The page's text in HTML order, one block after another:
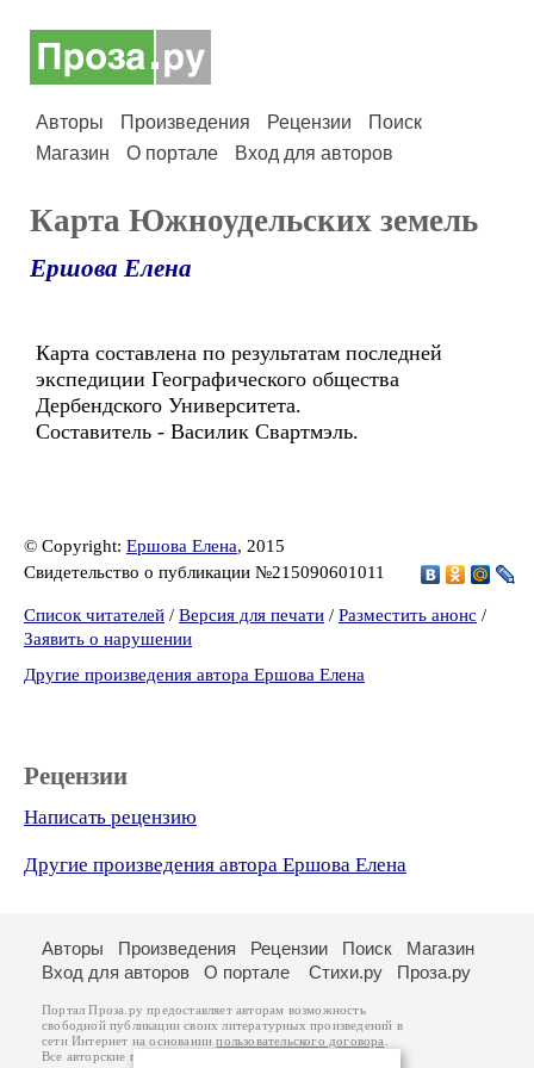
Авторы Произведения Рецензии
Поиск
Магазин
О портале Вход для авторов
Карта Южноудельских земель
Ершова Елена
Карта составлена по результатам последней
экспедиции Географического общества
Дербендского Университета.
Составитель - Василик Свартмэль.
© Copyright: Ершова Елена, 2015
Свидетельство о публикации №215090601011
Список читателей / Версия для печати / Разместить анонс /
Заявить о нарушении
Другие произведения автора Ершова Елена
Рецензии
Написать рецензию
Другие произведения автора Ершова Елена
Авторы Произведения Рецензии Поиск
Магазин
Вход для авторов
О портале Стихи.ру Проза.ру
Портал Проза.ру предоставляет авторам возможность
свободной публикации своих литературных произведений в
сети Интернет на основаниипользовательского договора
Все авторские права на произведения принадлежат авторам